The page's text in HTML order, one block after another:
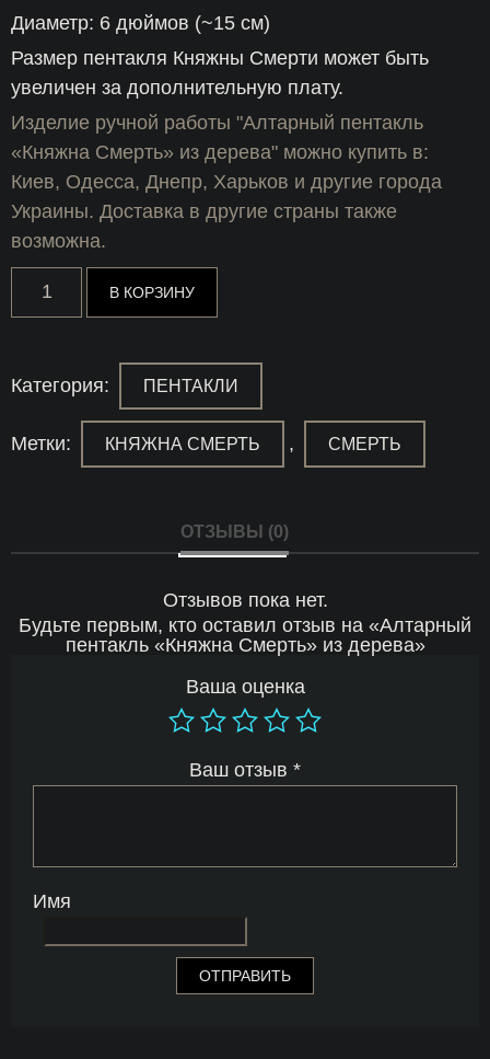
Диаметр: 6 дюймов (~15 см)
Размер пентакля Княжны Смерти может быть
увеличен за дополнительную плату.
Изделие ручной работы "Алтарный пентакль
«Княжна Смерть» из дерева" можно купить в:
Киев, Одесса, Днепр, Харьков и другие города
Украины. Доставка в другие страны также
возможна.
Количество
товара
Алтарный
Смерть"
из
В КОРЗИНУ
Категория: ПЕНТАКЛИ
Метки: КНЯЖНА СМЕРТЬ , СМЕРТЬ
ОТЗЫВЫ (0)
Отзывов пока нет.
Будьте первым, кто оставил отзыв на «Алтарный
пентакль «Княжна Смерть» из дерева»
Ваша оценка
Ваш отзыв *
Имя